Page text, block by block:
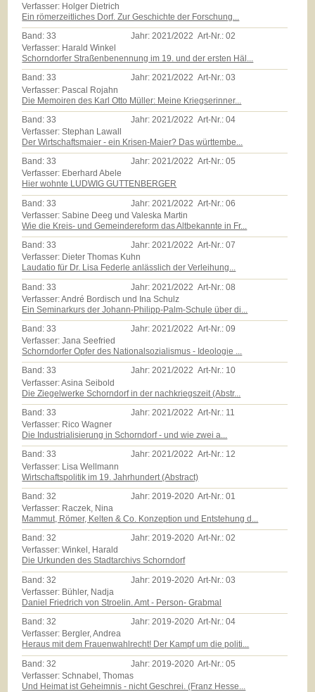
Verfasser: Holger Dietrich
Ein römerzeitliches Dorf. Zur Geschichte der Forschung...
Band:33 Jahr:2021/2022 Art-Nr.:02
Verfasser: Harald Winkel
Schorndorfer Straßenbenennung im 19. und der ersten Häl...
Band:33 Jahr:2021/2022 Art-Nr.:03
Verfasser: Pascal Rojahn
Die Memoiren des Karl Otto Müller: Meine Kriegserinner...
Band:33 Jahr:2021/2022 Art-Nr.:04
Verfasser: Stephan Lawall
Der Wirtschaftsmaier - ein Krisen-Maier? Das württembe...
Band:33 Jahr:2021/2022 Art-Nr.:05
Verfasser: Eberhard Abele
Hier wohnte LUDWIG GUTTENBERGER
Band:33 Jahr: 2021/2022 Art-Nr.:06
Verfasser: Sabine Deeg und Valeska Martin
Wie die Kreis- und Gemeindereform das Altbekannte in Fr...
Band:33 Jahr:2021/2022 Art-Nr.:07
Verfasser: Dieter Thomas Kuhn
Laudatio für Dr. Lisa Federle anlässlich der Verleihung...
Band:33 Jahr: 2021/2022 Art-Nr.:08
Verfasser: André Bordisch und Ina Schulz
Ein Seminarkurs der Johann-Philipp-Palm-Schule über di...
Band:33 Jahr:2021/2022 Art-Nr.:09
Verfasser: Jana Seefried
Schorndorfer Opfer des Nationalsozialismus - Ideologie ...
Band:33 Jahr:2021/2022 Art-Nr.: 10
Verfasser: Asina Seibold
Die Ziegelwerke Schorndorf in der nachkriegszeit (Abstr...
Band:33 Jahr:2021/2022 Art-Nr.: 11
Verfasser: Rico Wagner
Die Industrialisierung in Schorndorf - und wie zwei a...
Band:33 Jahr:2021/2022 Art-Nr.: 12
Verfasser: Lisa Wellmann
Wirtschaftspolitik im 19. Jahrhundert (Abstract)
Band:32 Jahr: 2019-2020 Art-Nr.:01
Verfasser: Raczek, Nina
Mammut, Römer, Kelten & Co. Konzeption und Entstehung d...
Band:32 Jahr:2019-2020 Art-Nr.:02
Verfasser: Winkel, Harald
Die Urkunden des Stadtarchivs Schorndorf
Band:32 Jahr: 2019-2020 Art-Nr.:03
Verfasser: Bühler, Nadja
Daniel Friedrich von Stroelin. Amt - Person- Grabmal
Band:32 Jahr:2019-2020 Art-Nr.:04
Verfasser: Bergler, Andrea
Heraus mit dem Frauenwahlrecht! Der Kampf um die politi...
Band:32 Jahr: 2019-2020 Art-Nr.:05
Verfasser: Schnabel, Thomas
Und Heimat ist Geheimnis - nicht Geschrei. (Franz Hesse...